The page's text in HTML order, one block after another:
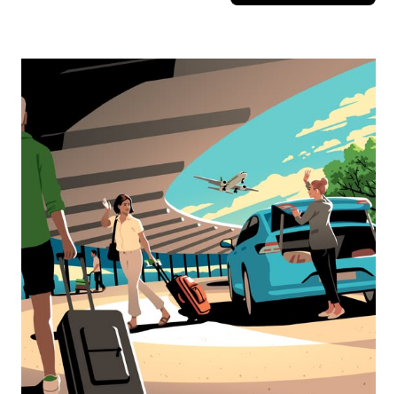
مفتاح
للأسفل
لاستخدام
التقويم
واختيار
التاريخ.
اضغط
على
زر
الخروج
لإغلاق
التقويم.